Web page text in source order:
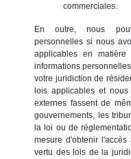
commerciales.
En outre, nous
personnelles si nous
applicables en
informations
votre juridiction de
lois applicables et
externes fassent de
gouvernements, les
la loi ou de
mesure d'obtenir
vertu des lois de la